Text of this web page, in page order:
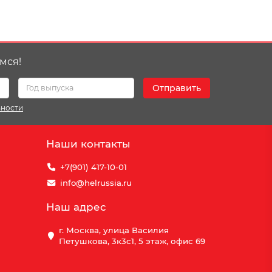
Отправить
Наши контакты
+7(901) 417-10-01
info@helrussia.ru
Наш адрес
г. Москва, улица Василия
Петушкова, 3к3c1, 5 этаж, офис 69